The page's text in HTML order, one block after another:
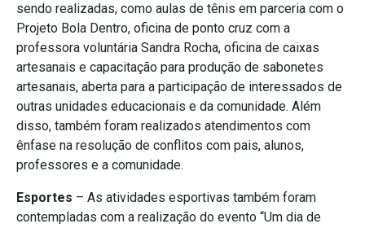
sendo realizadas, como aulas de tênis em parceria com o
Projeto Bola Dentro, oficina de ponto cruz com a
professora voluntária Sandra Rocha, oficina de caixas
artesanais e capacitação para produção de sabonetes
artesanais, aberta para a participação de interessados de
outras unidades educacionais e da comunidade. Além
disso, também foram realizados atendimentos com
ênfase na resolução de conflitos com pais, alunos,
professores e a comunidade.
Esportes – As atividades esportivas também foram
contempladas com a realização do evento “Um dia de